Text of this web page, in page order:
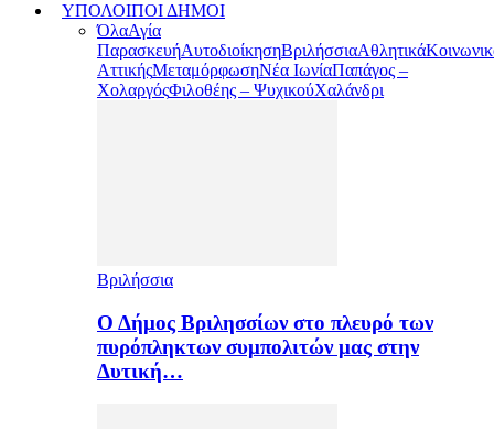
ΥΠΟΛΟΙΠΟΙ ΔΗΜΟΙ
ΌλαΑγία
ΠαρασκευήΑυτοδιοίκησηΒριλήσσιαΑθλητικά
ΑττικήςΜεταμόρφωσηΝέα ΙωνίαΠαπάγος –
ΧολαργόςΦιλοθέης – ΨυχικούΧαλάνδρι
Βριλήσσια
Ο Δήμος Βριλησσίων στο πλευρό των
πυρόπληκτων συμπολιτών μας στην
Δυτική…